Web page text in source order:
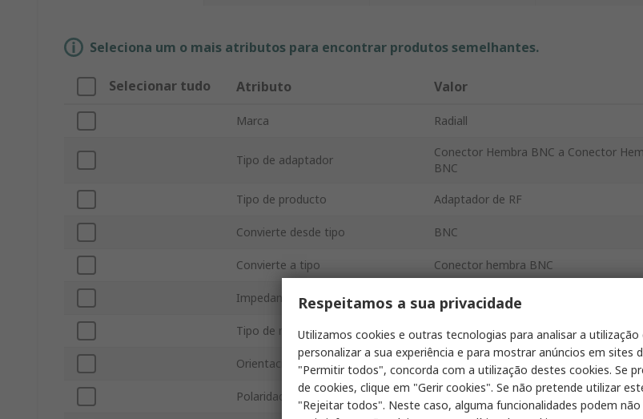
Seleciona um o mais atributos para encontrar produtos semelhantes.
Selecionar tudo Atributo Valor
Marca Radiall
Tipo de adaptador
Conector Hembra BNC a Conector
BNC
Tipo de producto Adaptador de RF
Convierte desde tipo BNC
Convierte a tipo Conector hembra BNC
Impedancia 75Ω
Tipo de montaje Cable
Orientación
Polaridad Normal
Respeitamos a sua privacidade
Utilizamos cookies e outras tecnologias para analisar a
personalizar a sua experiência e para mostrar anúncios em sites
"Permitir todos", concorda com a utilização destes cookies. Se
de cookies, clique em "Gerir cookies". Se não pretende utilizar
"Rejeitar todos". Neste caso, alguma funcionalidades podem não